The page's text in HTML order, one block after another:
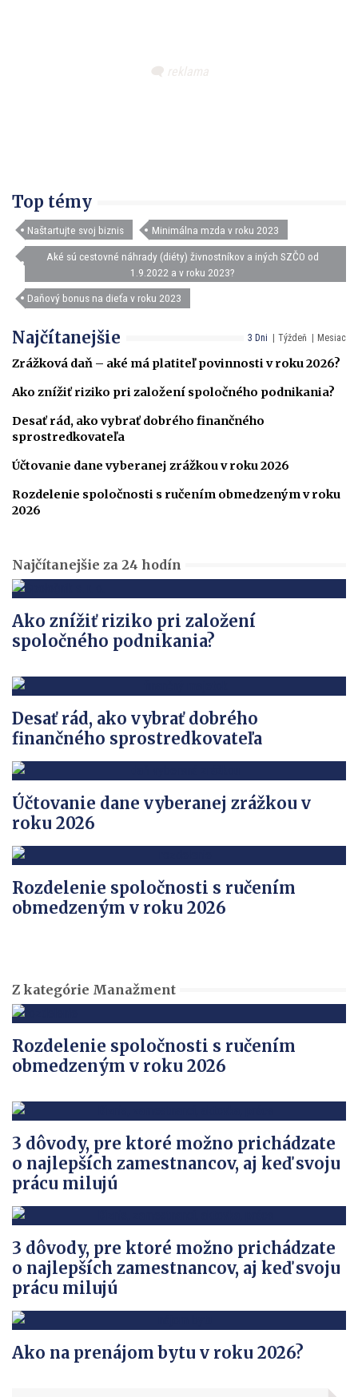
Top témy
Naštartujte svoj biznis Minimálna mzda v roku 2023
Aké sú cestovné náhrady (diéty) živnostníkov a iných SZČO od
1.9.2022 a v roku 2023?
Daňový bonus na dieťa v roku 2023
3 Dni Týždeň Mesiac
Najčítanejšie
Zrážková daň – aké má platiteľ povinnosti v roku 2026?
Ako znížiť riziko pri založení spoločného podnikania?
Desať rád, ako vybrať dobrého finančného
sprostredkovateľa
Účtovanie dane vyberanej zrážkou v roku 2026
Rozdelenie spoločnosti s ručením obmedzeným v roku
2026
Najčítanejšie za 24 hodín
Ako znížiť riziko pri založení
spoločného podnikania?
Desať rád, ako vybrať dobrého
finančného sprostredkovateľa
Účtovanie dane vyberanej zrážkou v
roku 2026
Rozdelenie spoločnosti s ručením
obmedzeným v roku 2026
Z kategórie Manažment
Rozdelenie spoločnosti s ručením
obmedzeným v roku 2026
3 dôvody, pre ktoré možno prichádzate
o najlepších zamestnancov, aj keď svoju
prácu milujú
3 dôvody, pre ktoré možno prichádzate
o najlepších zamestnancov, aj keď svoju
prácu milujú
Ako na prenájom bytu v roku 2026?